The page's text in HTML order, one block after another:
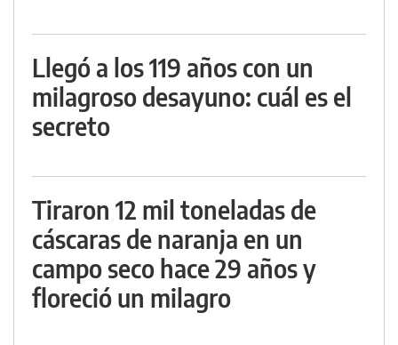
Llegó a los 119 años con un
milagroso desayuno: cuál es el
secreto
Tiraron 12 mil toneladas de
cáscaras de naranja en un
campo seco hace 29 años y
floreció un milagro